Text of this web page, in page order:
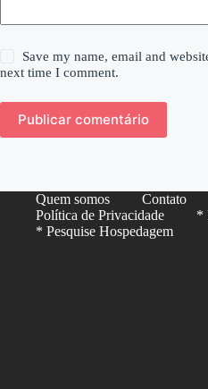
Save my name, email and
next time I comment.
Publicar comentário
Quem somos Contato
Política de Privacidade
*
* Pesquise Hospedagem